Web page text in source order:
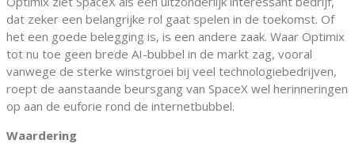
dat zeker een belangrijke rol gaat spelen in de toekomst. Of
het een goede belegging is, is een andere zaak. Waar Optimix
tot nu toe geen brede AI-bubbel in de markt zag, vooral
vanwege de sterke winstgroei bij veel technologiebedrijven,
roept de aanstaande beursgang van SpaceX wel herinneringen
op aan de euforie rond de internetbubbel.
Waardering